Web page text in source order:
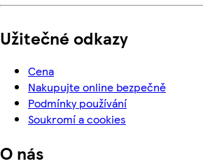
Užitečné odkazy
Cena
Nakupujte online bezpečně
Podmínky používání
Soukromí a cookies
O nás